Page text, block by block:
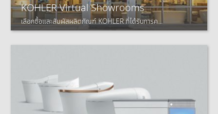
KOHLER Virtual Showrooms
เลือกซื้อและสัมผัสผลิตภัณฑ์ KOHLER ที่ได้รับการค...